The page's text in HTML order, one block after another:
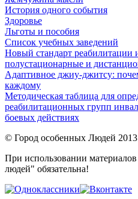
История одного события
Здоровье
Льготы и пособия
Список учебных заведений
Новый стандарт реабилитации
полустационарные и
Адаптивное джиу-джитсу:
каждому
Методическая таблица для
реабилитационных групп
боевых действиях
© Город особенных Людей 2013
При использовании
людей" обязательна!